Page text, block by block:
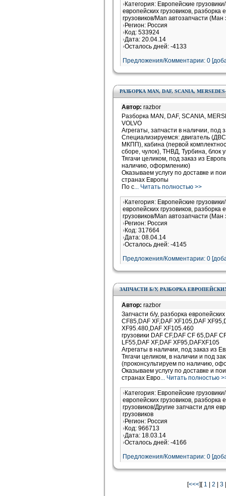
Категория: Европейские
европейских грузовиков, разборка
грузовиков/Man автозапчасти (Ман
Регион: Россия
Код: 533924
Дата: 20.04.14
Осталось дней: -4133
Предложения/Комментарии: 0
РАЗБОРКА MAN, DAF, SCANIA,
Автор: razbor
Разборка MAN, DAF, SCANIA,
VOLVO
Агрегаты, запчасти в наличии, под
Специализируемся: двигатель
МКПП), кабина (первой
сборе, чулок), ТНВД, Турбина,
Тягачи целиком, под заказ из
наличию, оформлению)
Оказываем услугу по доставке и
странах Европы
По с... Читать полностью >>
Категория: Европейские
европейских грузовиков, разборка
грузовиков/Man автозапчасти (Ман
Регион: Россия
Код: 317664
Дата: 08.04.14
Осталось дней: -4145
Предложения/Комментарии: 0
ЗАПЧАСТИ Б/У, РАЗБОРКА
Автор: razbor
Запчасти б/у, разборка
CF85,DAF XF,DAF XF105,DAF
XF95.480,DAF XF105.460
грузовики DAF CF,DAF CF 65,DAF
LF55,DAF XF,DAF XF95,DAFXF105
Агрегаты в наличии, под заказ из
Тягачи целиком, в наличии и под
(проконсультируем по наличию,
Оказываем услугу по доставке и
странах Евро... Читать полностью
Категория: Европейские
европейских грузовиков, разборка
грузовиков/Другие запчасти для
грузовиков
Регион: Россия
Код: 966713
Дата: 18.03.14
Осталось дней: -4166
Предложения/Комментарии: 0
[<<<][ 1 2 3